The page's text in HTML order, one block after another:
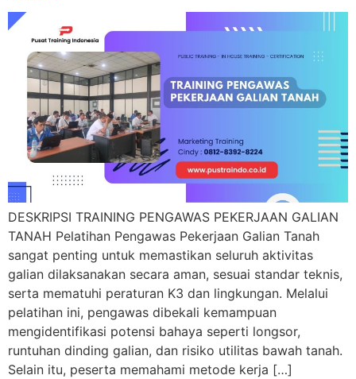
DESKRIPSI TRAINING PENGAWAS PEKERJAAN GALIAN
TANAH Pelatihan Pengawas Pekerjaan Galian Tanah
sangat penting untuk memastikan seluruh aktivitas
galian dilaksanakan secara aman, sesuai standar teknis,
serta mematuhi peraturan K3 dan lingkungan. Melalui
pelatihan ini, pengawas dibekali kemampuan
mengidentifikasi potensi bahaya seperti longsor,
runtuhan dinding galian, dan risiko utilitas bawah tanah.
Selain itu, peserta memahami metode kerja […]